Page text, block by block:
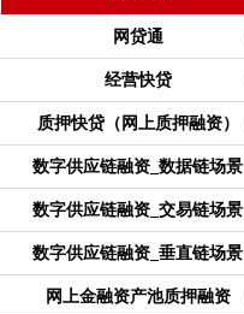
网贷通
经营快贷
质押快贷（网上质押融资）
数字供应链融资_数据链场景
数字供应链融资_交易链场景
数字供应链融资_垂直链场景
网上金融资产池质押融资